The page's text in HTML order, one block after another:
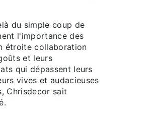
du simple coup de
l'importance des
étroite collaboration
et leurs
qui dépassent leurs
vives et audacieuses
Chrisdecor sait